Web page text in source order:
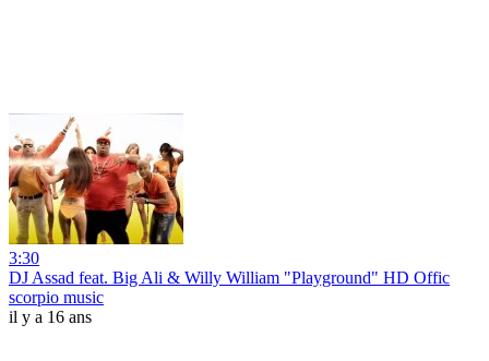
3:30
DJ Assad feat. Big Ali & Willy William "Playground" HD Offic
scorpio music
il y a 16 ans